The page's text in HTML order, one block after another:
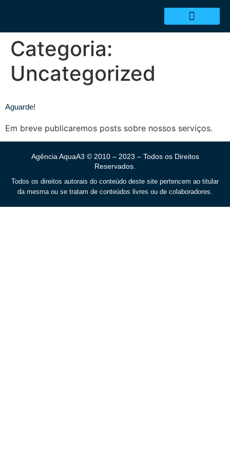
Categoria:
Uncategorized
Aguarde!
Em breve publicaremos posts sobre nossos serviços.
Agência AquaA3 © 2010 – 2023 – Todos os Direitos
Reservados.
Todos os direitos autorais do conteúdo deste site pertencem ao titular
da mesma ou se tratam de conteúdos livres ou de colaboradores.